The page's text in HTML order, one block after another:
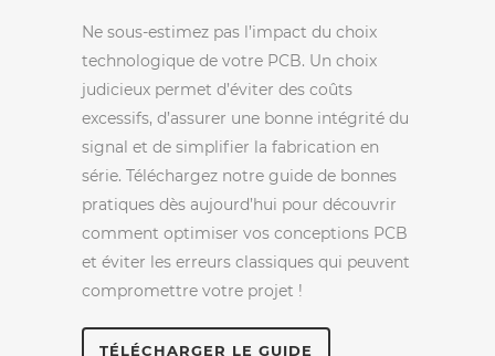
Ne sous-estimez pas l’impact du choix
technologique de votre PCB. Un choix
judicieux permet d’éviter des coûts
excessifs, d’assurer une bonne intégrité du
signal et de simplifier la fabrication en
série. Téléchargez notre guide de bonnes
pratiques dès aujourd’hui pour découvrir
comment optimiser vos conceptions PCB
et éviter les erreurs classiques qui peuvent
compromettre votre projet !
TÉLÉCHARGER LE GUIDE